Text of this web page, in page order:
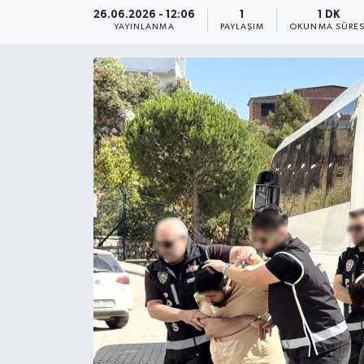
26.06.2026 - 12:06
YAYINLANMA
1
PAYLAŞIM
1 DK
OKUNMA